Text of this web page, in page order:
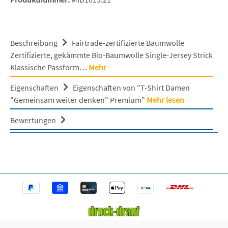
Beschreibung
Fairtrade-zertifizierte Baumwolle
Zertifizierte, gekämmte Bio-Baumwolle Single-Jersey Strick
Klassische Passform… Mehr
Eigenschaften
Eigenschaften von "T-Shirt Damen
"Gemeinsam weiter denken" Premium" Mehr lesen
Bewertungen